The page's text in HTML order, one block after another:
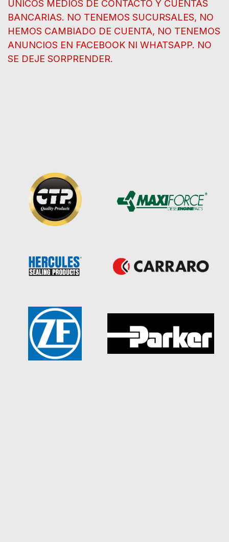
ÚNICOS MEDIOS DE CONTACTO Y CUENTAS
BANCARIAS. NO TENEMOS SUCURSALES, NO
HEMOS CAMBIADO DE CUENTA, NO TENEMOS
ANUNCIOS EN FACEBOOK NI WHATSAPP. NO
SE DEJE SORPRENDER.